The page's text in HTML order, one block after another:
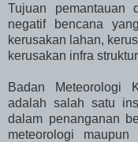
Tujuan pemantauan
negatif bencana
kerusakan lahan,
kerusakan infra
Badan Meteorologi
adalah salah satu
dalam penanganan
meteorologi